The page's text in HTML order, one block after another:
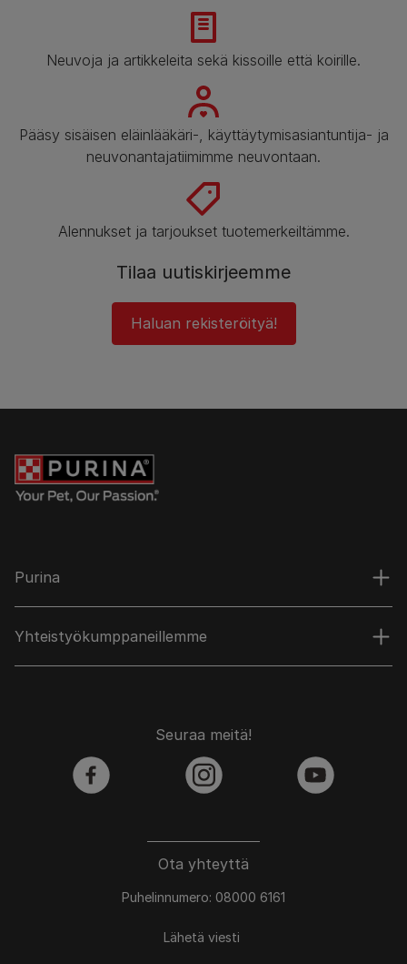
Neuvoja ja artikkeleita sekä kissoille että koirille.
Pääsy sisäisen eläinlääkäri-, käyttäytymisasiantuntija- ja
neuvonantajatiimimme neuvontaan.
Alennukset ja tarjoukset tuotemerkeiltämme.
Tilaa uutiskirjeemme
Haluan rekisteröityä!
Purina
Yhteistyökumppaneillemme
Ota yhteyttä
Puhelinnumero: 08000 6161
Lähetä viesti
Seuraa meitä!
facebook instagram youtube